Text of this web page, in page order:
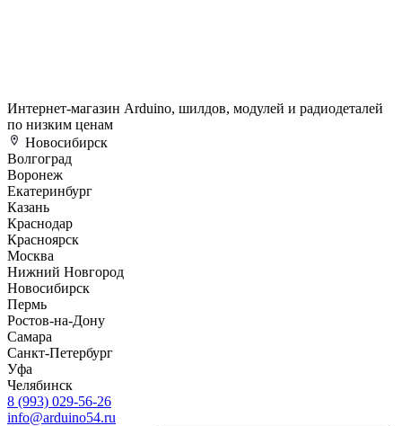
Интернет-магазин Arduino, шилдов, модулей и радиодеталей
по низким ценам
Новосибирск
Волгоград
Воронеж
Екатеринбург
Казань
Краснодар
Красноярск
Москва
Нижний Новгород
Новосибирск
Пермь
Ростов-на-Дону
Самара
Санкт-Петербург
Уфа
Челябинск
8 (993) 029-56-26
info@arduino54.ru